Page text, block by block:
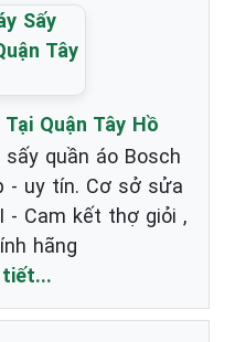
Quận Tây Hồ
quần áo Bosch
- uy tín. Cơ sở sửa
- Cam kết thợ giỏi ,
hãng
tiết...